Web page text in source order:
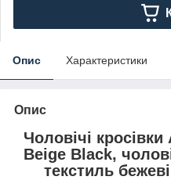
Опис Характеристики
Опис
Чоловічі
Beige Black,
текстиль